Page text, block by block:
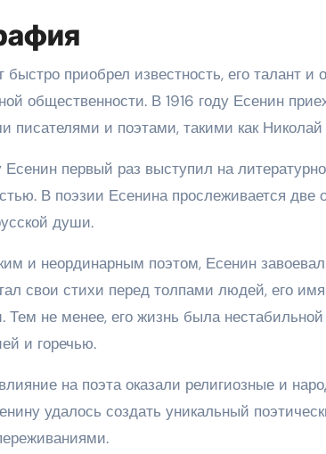
приобрел известность, его талант и
общественности. В 1916 году Есенин
писателями и поэтами, такими как
Есенин первый раз выступил на
В поэзии Есенина прослеживается
души.
и неординарным поэтом, Есенин
свои стихи перед толпами людей, его
Тем не менее, его жизнь была
и горечью.
на поэта оказали религиозные и
удалось создать уникальный